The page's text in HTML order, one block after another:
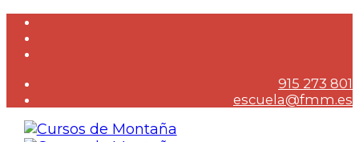
915 273 801
escuela@fmm.es